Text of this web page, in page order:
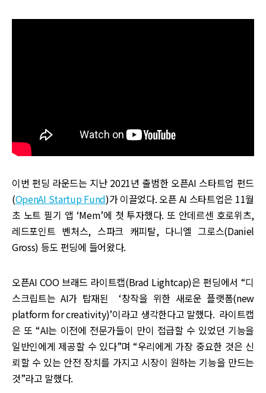
이번 펀딩 라운드는 지난 2021년 출범한 오픈AI 스타트업 펀드
(OpenAI Startup Fund)가 이끌었다. 오픈 AI 스타트업은 11월
초 노트 필기 앱 ‘Mem’에 첫 투자했다. 또 안데르센 호로위츠,
레드포인트 벤처스, 스파크 캐피탈, 다니엘 그로스(Daniel
Gross) 등도 펀딩에 들어왔다.
오픈AI COO 브래드 라이트캡(Brad Lightcap)은 펀딩에서 “디
스크립트는 AI가 탑재된 ‘창작을 위한 새로운 플랫폼(new
platform for creativity)’이라고 생각한다고 말했다. 라이트캡
은 또 “AI는 이전에 전문가들이 만이 접급할 수 있었던 기능을
일반인에게 제공할 수 있다”며 “우리에게 가장 중요한 것은 신
뢰할 수 있는 안전 장치를 가지고 시장이 원하는 기능을 만드는
것”라고 말했다.